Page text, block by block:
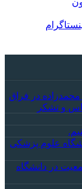
محمدزاده در فراق
و تشکر
علوم پزشکی
در دانشگاه